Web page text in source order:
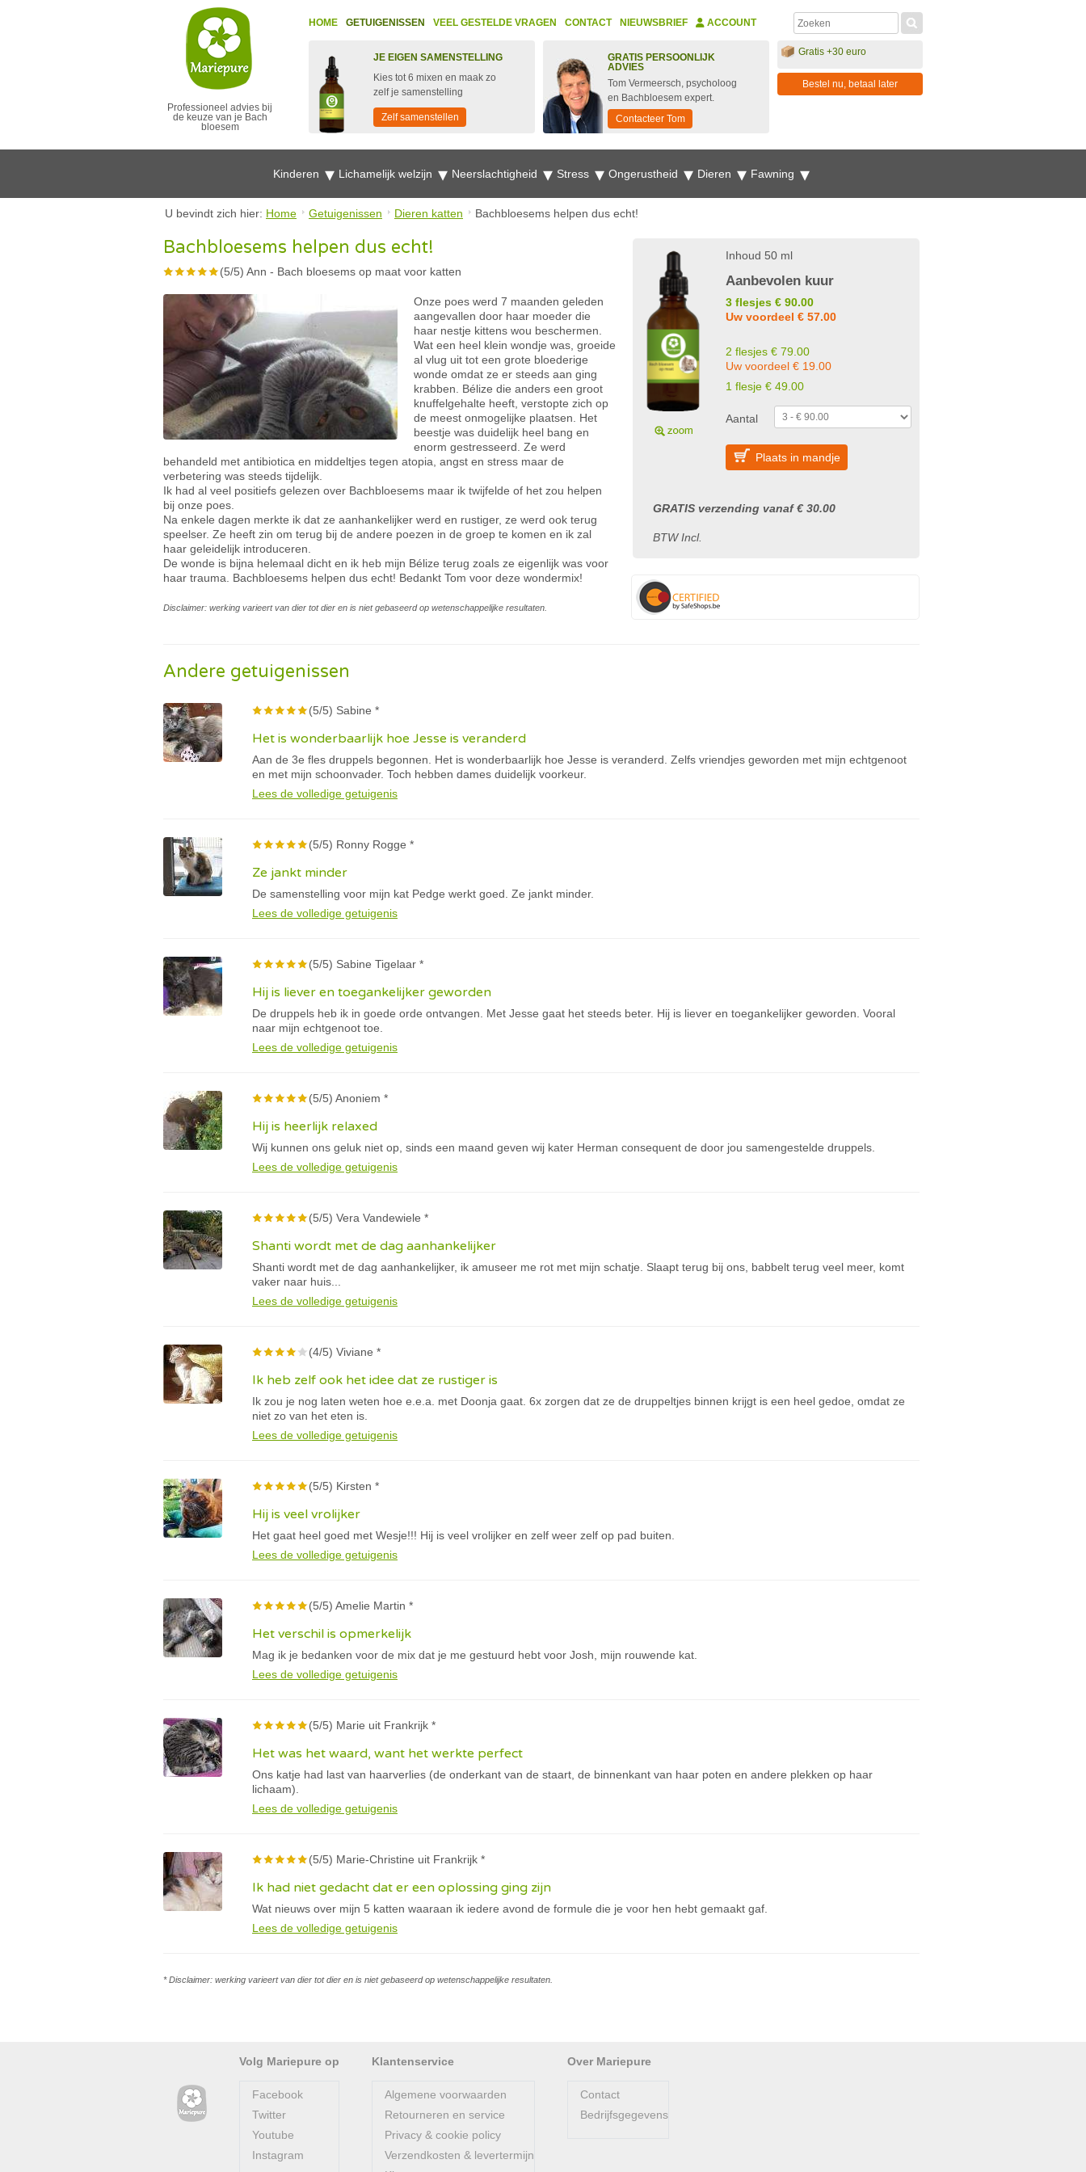
Professioneel advies bij
de keuze van je Bach
bloesem
HOME GETUIGENISSEN VEEL GESTELDE VRAGEN CONTACT NIEUWSBRIEF ACCOUNT
JE EIGEN SAMENSTELLING
Kies tot 6 mixen en maak zo
zelf je samenstelling
Zelf samenstellen
GRATIS PERSOONLIJK
ADVIES
Tom Vermeersch, psycholoog
en Bachbloesem expert.
Contacteer Tom
Gratis +30 euro
Bestel nu, betaal later
Kinderen Lichamelijk welzijn Neerslachtigheid Stress Ongerustheid Dieren Fawning
U bevindt zich hier: Home Getuigenissen Dieren katten Bachbloesems helpen dus echt!
Bachbloesems helpen dus echt!
(5/5) Ann - Bach bloesems op maat voor katten
Onze poes werd 7 maanden geleden
aangevallen door haar moeder die
haar nestje kittens wou beschermen.
Wat een heel klein wondje was, groeide
al vlug uit tot een grote bloederige
wonde omdat ze er steeds aan ging
krabben. Bélize die anders een groot
knuffelgehalte heeft, verstopte zich op
de meest onmogelijke plaatsen. Het
beestje was duidelijk heel bang en
enorm gestresseerd. Ze werd
behandeld met antibiotica en middeltjes tegen atopia, angst en stress maar de
verbetering was steeds tijdelijk.
Ik had al veel positiefs gelezen over Bachbloesems maar ik twijfelde of het zou helpen
bij onze poes.
Na enkele dagen merkte ik dat ze aanhankelijker werd en rustiger, ze werd ook terug
speelser. Ze heeft zin om terug bij de andere poezen in de groep te komen en ik zal
haar geleidelijk introduceren.
De wonde is bijna helemaal dicht en ik heb mijn Bélize terug zoals ze eigenlijk was voor
haar trauma. Bachbloesems helpen dus echt! Bedankt Tom voor deze wondermix!
Disclaimer: werking varieert van dier tot dier en is niet gebaseerd op wetenschappelijke resultaten.
Inhoud 50 ml
Aanbevolen kuur
3 flesjes € 90.00
Uw voordeel € 57.00
2 flesjes € 79.00
Uw voordeel € 19.00
1 flesje € 49.00
Aantal
Plaats in mandje
GRATIS verzending vanaf € 30.00
BTW Incl.
Andere getuigenissen
(5/5) Sabine *
Het is wonderbaarlijk hoe Jesse is veranderd
Aan de 3e fles druppels begonnen. Het is wonderbaarlijk hoe Jesse is veranderd. Zelfs vriendjes geworden met mijn echtgenoot
en met mijn schoonvader. Toch hebben dames duidelijk voorkeur.
Lees de volledige getuigenis
(5/5) Ronny Rogge *
Ze jankt minder
De samenstelling voor mijn kat Pedge werkt goed. Ze jankt minder.
Lees de volledige getuigenis
(5/5) Sabine Tigelaar *
Hij is liever en toegankelijker geworden
De druppels heb ik in goede orde ontvangen. Met Jesse gaat het steeds beter. Hij is liever en toegankelijker geworden. Vooral
naar mijn echtgenoot toe.
Lees de volledige getuigenis
(5/5) Anoniem *
Hij is heerlijk relaxed
Wij kunnen ons geluk niet op, sinds een maand geven wij kater Herman consequent de door jou samengestelde druppels.
Lees de volledige getuigenis
(5/5) Vera Vandewiele *
Shanti wordt met de dag aanhankelijker
Shanti wordt met de dag aanhankelijker, ik amuseer me rot met mijn schatje. Slaapt terug bij ons, babbelt terug veel meer, komt
vaker naar huis...
Lees de volledige getuigenis
(4/5) Viviane *
Ik heb zelf ook het idee dat ze rustiger is
Ik zou je nog laten weten hoe e.e.a. met Doonja gaat. 6x zorgen dat ze de druppeltjes binnen krijgt is een heel gedoe, omdat ze
niet zo van het eten is.
Lees de volledige getuigenis
(5/5) Kirsten *
Hij is veel vrolijker
Het gaat heel goed met Wesje!!! Hij is veel vrolijker en zelf weer zelf op pad buiten.
Lees de volledige getuigenis
(5/5) Amelie Martin *
Het verschil is opmerkelijk
Mag ik je bedanken voor de mix dat je me gestuurd hebt voor Josh, mijn rouwende kat.
Lees de volledige getuigenis
(5/5) Marie uit Frankrijk *
Het was het waard, want het werkte perfect
Ons katje had last van haarverlies (de onderkant van de staart, de binnenkant van haar poten en andere plekken op haar
lichaam).
Lees de volledige getuigenis
(5/5) Marie-Christine uit Frankrijk *
Ik had niet gedacht dat er een oplossing ging zijn
Wat nieuws over mijn 5 katten waaraan ik iedere avond de formule die je voor hen hebt gemaakt gaf.
Lees de volledige getuigenis
* Disclaimer: werking varieert van dier tot dier en is niet gebaseerd op wetenschappelijke resultaten.
Volg Mariepure op
Facebook
Twitter
Youtube
Instagram
Klantenservice
Algemene voorwaarden
Retourneren en service
Privacy & cookie policy
Verzendkosten & levertermijn
Over Mariepure
Contact
Bedrijfsgegevens